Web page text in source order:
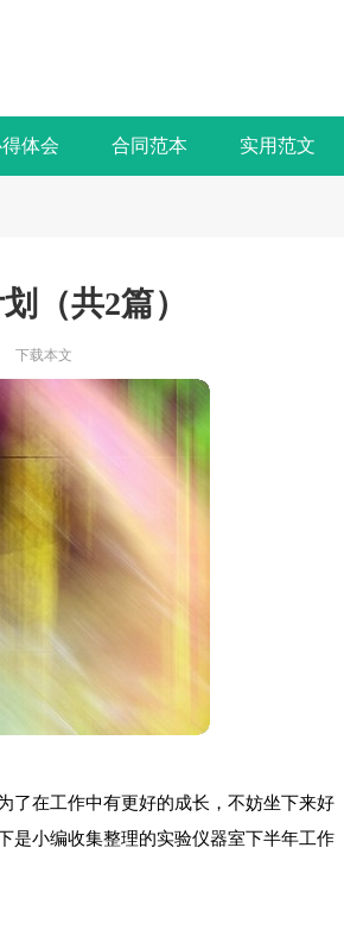
体会 合同范本 实用范文
（共2篇）
下载本文
了在工作中有更好的成长，不妨坐下来好
是小编收集整理的实验仪器室下半年工作